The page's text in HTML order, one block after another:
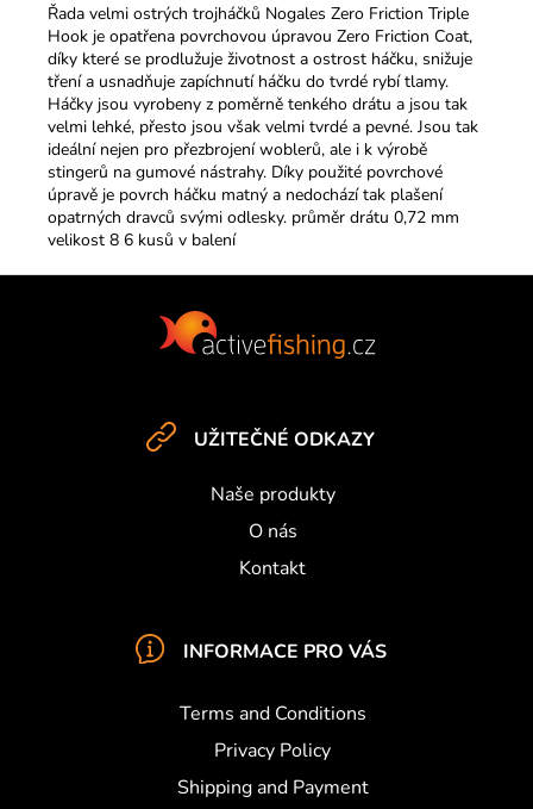
Řada velmi ostrých trojháčků Nogales Zero Friction Triple
Hook je opatřena povrchovou úpravou Zero Friction Coat,
díky které se prodlužuje životnost a ostrost háčku, snižuje
tření a usnadňuje zapíchnutí háčku do tvrdé rybí tlamy.
Háčky jsou vyrobeny z poměrně tenkého drátu a jsou tak
velmi lehké, přesto jsou však velmi tvrdé a pevné. Jsou tak
ideální nejen pro přezbrojení woblerů, ale i k výrobě
stingerů na gumové nástrahy. Díky použité povrchové
úpravě je povrch háčku matný a nedochází tak plašení
opatrných dravců svými odlesky. průměr drátu 0,72 mm
velikost 8 6 kusů v balení
UŽITEČNÉ ODKAZY
Naše produkty
O nás
Kontakt
INFORMACE PRO VÁS
Terms and Conditions
Privacy Policy
Shipping and Payment